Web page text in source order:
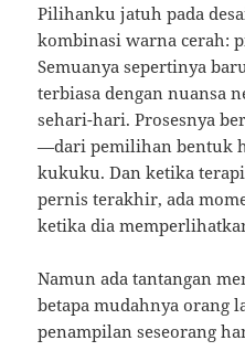
Pilihanku jatuh pada
kombinasi warna cerah:
Semuanya sepertinya
terbiasa dengan nuansa
sehari-hari. Prosesnya
—dari pemilihan bentuk
kukuku. Dan ketika
pernis terakhir, ada
ketika dia
Namun ada tantangan
betapa mudahnya orang
penampilan seseorang